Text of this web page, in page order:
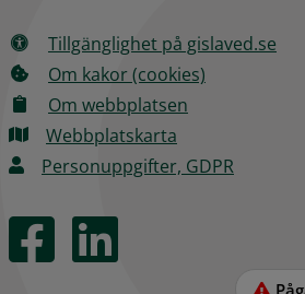
Tillgänglighet på gislaved.se
Om kakor (cookies)
Om webbplatsen
Webbplatskarta
Personuppgifter, GDPR